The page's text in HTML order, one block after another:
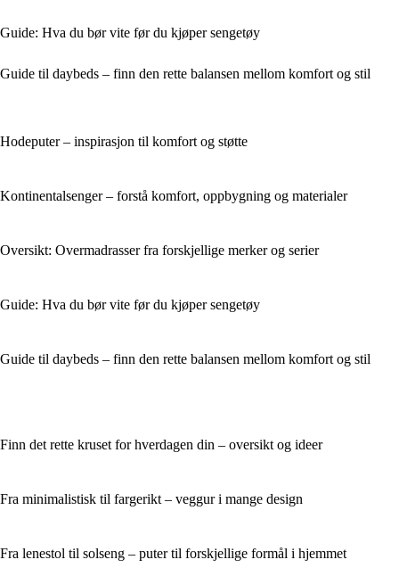
Guide: Hva du bør vite før du kjøper sengetøy
Guide til daybeds – finn den rette balansen mellom komfort og stil
Hodeputer – inspirasjon til komfort og støtte
Kontinentalsenger – forstå komfort, oppbygning og materialer
Oversikt: Overmadrasser fra forskjellige merker og serier
Guide: Hva du bør vite før du kjøper sengetøy
Guide til daybeds – finn den rette balansen mellom komfort og stil
Finn det rette kruset for hverdagen din – oversikt og ideer
Fra minimalistisk til fargerikt – veggur i mange design
Fra lenestol til solseng – puter til forskjellige formål i hjemmet